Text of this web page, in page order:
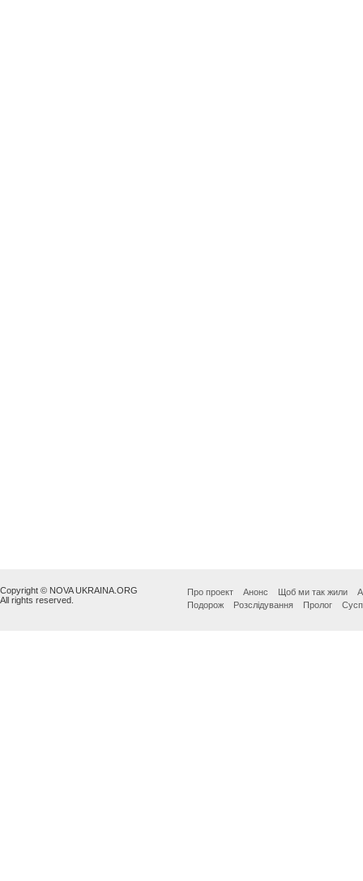
Copyright © NOVA UKRAINA.ORG
All rights reserved.
Про проект Анонс Щоб ми так жили
Подорож
Розслідування Пролог